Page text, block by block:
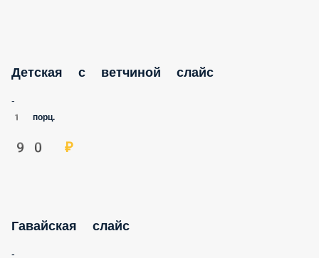
Детская с ветчиной слайс
1 порц.
90 ₽
Гавайская слайс